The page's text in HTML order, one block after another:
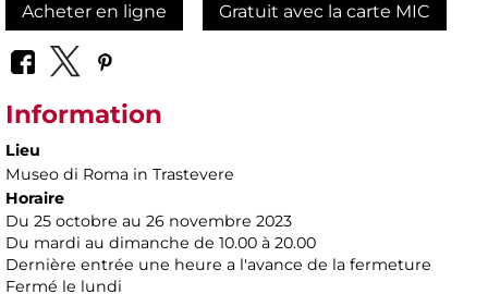
Acheter en ligne Gratuit avec la carte MIC
Information
Lieu
Museo di Roma in Trastevere
Horaire
Du 25 octobre au 26 novembre 2023
Du mardi au dimanche de 10.00 à 20.00
Dernière entrée une heure a l'avance de la fermeture
Fermé le lundi